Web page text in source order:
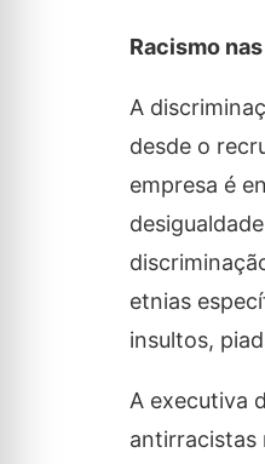
Racismo
A
desde o
empresa é
etnias
insultos,
A executiva
antirracistas